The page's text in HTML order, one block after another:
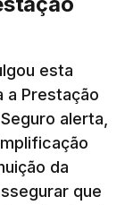
esta
Prestação
alerta,
da
que